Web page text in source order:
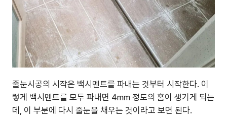
줄눈시공의 시작은 백시멘트를 파내는 것부터 시작한다. 이
렇게 백시멘트를 모두 파내면 4mm 정도의 홈이 생기게 되는
데, 이 부분에 다시 줄눈을 채우는 것이라고 보면 된다.